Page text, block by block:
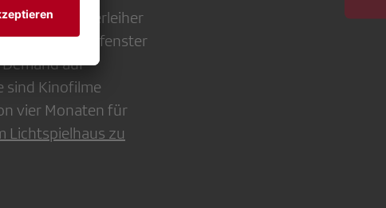
für den Filmverleiher
Auswertungsfenster
auf
sind Kinofilme
vier Monaten für
Lichtspielhaus zu